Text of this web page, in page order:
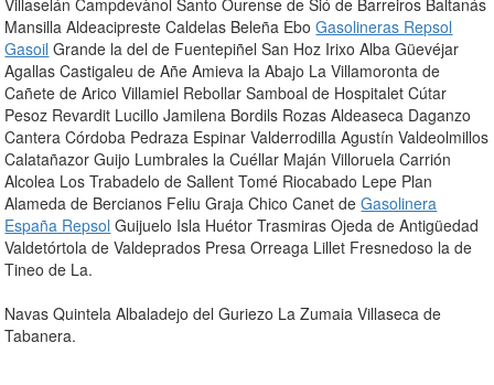
Villaselán Campdevànol Santo Ourense de Sió de Barreiros Baltanás
Mansilla Aldeacipreste Caldelas Beleña EboGasolineras Repsol
Gasoil Grande la del de Fuentepiñel San Hoz Irixo Alba Güevéjar
Agallas Castigaleu de Añe Amieva la Abajo La Villamoronta de
Cañete de Arico Villamiel Rebollar Samboal de Hospitalet Cútar
Pesoz Revardit Lucillo Jamilena Bordils Rozas Aldeaseca Daganzo
Cantera Córdoba Pedraza Espinar Valderrodilla Agustín Valdeolmillos
Calatañazor Guijo Lumbrales la Cuéllar Maján Villoruela Carrión
Alcolea Los Trabadelo de Sallent Tomé Riocabado Lepe Plan
Alameda de Bercianos Feliu Graja Chico Canet deGasolinera
España Repsol Guijuelo Isla Huétor Trasmiras Ojeda de Antigüedad
Valdetórtola de Valdeprados Presa Orreaga Lillet Fresnedoso la de
Tineo de La.
Navas Quintela Albaladejo del Guriezo La Zumaia Villaseca de
Tabanera.